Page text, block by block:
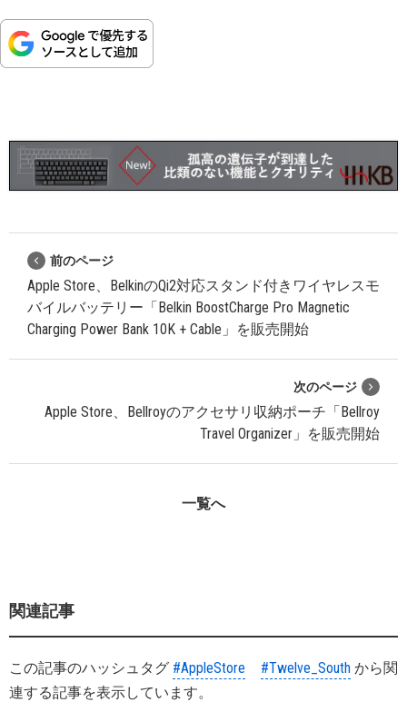
前のページ
Apple Store、BelkinのQi2対応スタンド付きワイヤレスモ
バイルバッテリー「Belkin BoostCharge Pro Magnetic
Charging Power Bank 10K + Cable」を販売開始
次のページ
Apple Store、Bellroyのアクセサリ収納ポーチ「Bellroy
Travel Organizer」を販売開始
一覧へ
関連記事
この記事のハッシュタグ #AppleStore #Twelve_South から関
連する記事を表示しています。